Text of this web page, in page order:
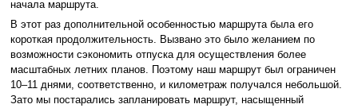
начала маршрута.
В этот раз дополнительной особенностью маршрута была его
короткая продолжительность. Вызвано это было желанием по
возможности сэкономить отпуска для осуществления более
масштабных летних планов. Поэтому наш маршрут был ограничен
10–11 днями, соответственно, и километраж получался небольшой.
Зато мы постарались запланировать маршрут, насыщенный